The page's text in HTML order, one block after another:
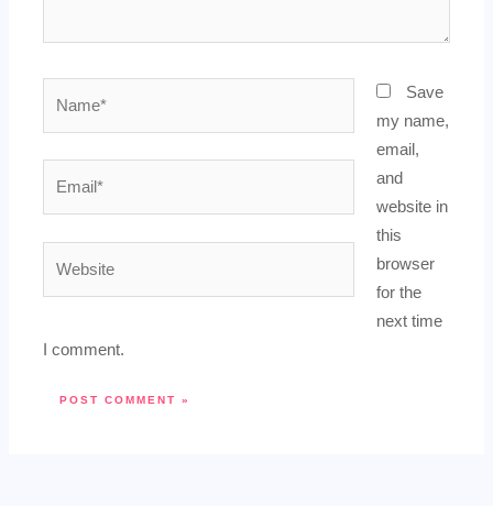
Save
my name,
email,
and
website in
this
browser
for the
next time
I comment.